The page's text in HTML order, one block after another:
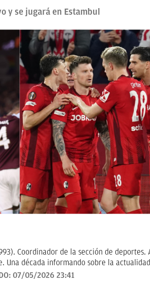
y se jugará en Estambul
Coordinador de la sección de deportes.
Una década informando sobre la actualidad
07/05/2026 23:41